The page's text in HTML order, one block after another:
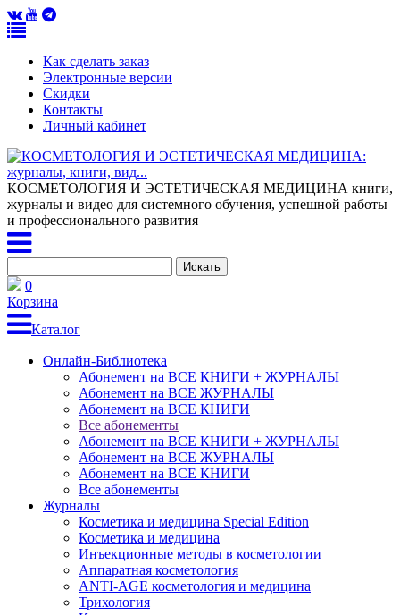
Как сделать заказ
Электронные версии
Скидки
Контакты
Личный кабинет
КОСМЕТОЛОГИЯ И ЭСТЕТИЧЕСКАЯ МЕДИЦИНА книги,
журналы и видео для системного обучения, успешной работы
и профессионального развития
0
Корзина
Каталог
Онлайн-Библиотека
Абонемент на ВСЕ КНИГИ + ЖУРНАЛЫ
Абонемент на ВСЕ ЖУРНАЛЫ
Абонемент на ВСЕ КНИГИ
Все абонементы
Абонемент на ВСЕ КНИГИ + ЖУРНАЛЫ
Абонемент на ВСЕ ЖУРНАЛЫ
Абонемент на ВСЕ КНИГИ
Все абонементы
Журналы
Косметика и медицина Special Edition
Косметика и медицина
Инъекционные методы в косметологии
Аппаратная косметология
ANTI-AGE косметология и медицина
Трихология